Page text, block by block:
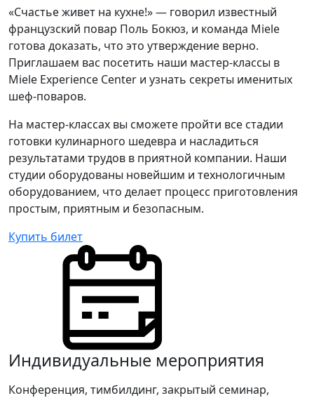
«Счастье живет на кухне!» — говорил известный
французский повар Поль Бокюз, и команда Miele
готова доказать, что это утверждение верно.
Приглашаем вас посетить наши мастер-классы в
Miele Experience Center и узнать секреты именитых
шеф-поваров.
На мастер-классах вы сможете пройти все стадии
готовки кулинарного шедевра и насладиться
результатами трудов в приятной компании. Наши
студии оборудованы новейшим и технологичным
оборудованием, что делает процесс приготовления
простым, приятным и безопасным.
Купить билет
Индивидуальные мероприятия
Конференция, тимбилдинг, закрытый семинар,